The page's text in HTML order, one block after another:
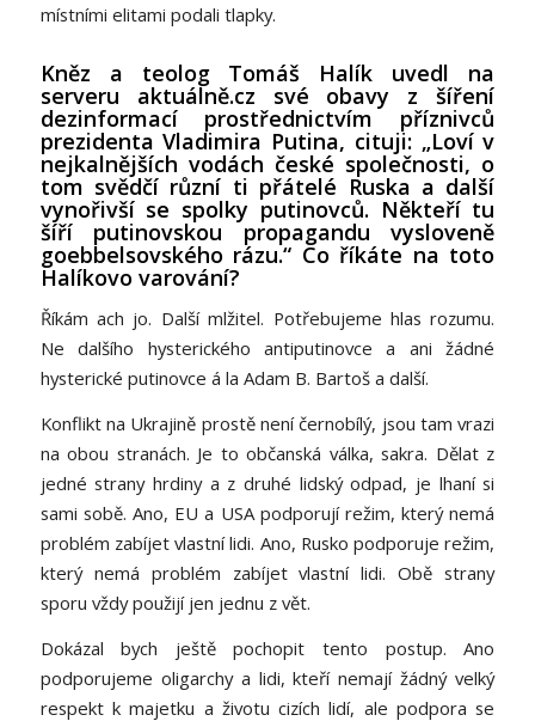
místními elitami podali tlapky.
Kněz a teolog Tomáš Halík uvedl na
serveru aktuálně.cz své obavy z šíření
dezinformací prostřednictvím příznivců
prezidenta Vladimira Putina, cituji: „Loví v
nejkalnějších vodách české společnosti, o
tom svědčí různí ti přátelé Ruska a další
vynořivší se spolky putinovců. Někteří tu
šíří putinovskou propagandu vysloveně
goebbelsovského rázu.“ Co říkáte na toto
Halíkovo varování?
Říkám ach jo. Další mlžitel. Potřebujeme hlas rozumu.
Ne dalšího hysterického antiputinovce a ani žádné
hysterické putinovce á la Adam B. Bartoš a další.
Konflikt na Ukrajině prostě není černobílý, jsou tam vrazi
na obou stranách. Je to občanská válka, sakra. Dělat z
jedné strany hrdiny a z druhé lidský odpad, je lhaní si
sami sobě. Ano, EU a USA podporují režim, který nemá
problém zabíjet vlastní lidi. Ano, Rusko podporuje režim,
který nemá problém zabíjet vlastní lidi. Obě strany
sporu vždy použijí jen jednu z vět.
Dokázal bych ještě pochopit tento postup. Ano
podporujeme oligarchy a lidi, kteří nemají žádný velký
respekt k majetku a životu cizích lidí, ale podpora se